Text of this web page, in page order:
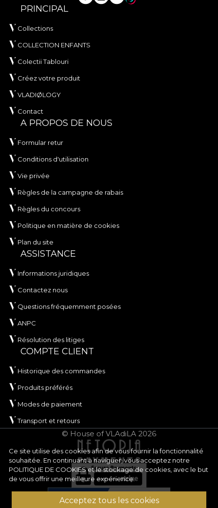
Ce site utilise des cookies afin de vous fournir la fonctionnalité
souhaitée. En continuant à naviguer, vous acceptez notre
POLITIQUE DE COOKIESet le stockage de cookies, avec le but
de vous offrir une meilleure expérience.
Acceptez tous les cookies
PRINCIPAL
Collections
COLLECTION ENFANTS
Colectii Tablouri
Créez votre produit
VLADIØLOGY
Contact
A PROPOS DE NOUS
Formular retur
Conditions d'utilisation
Vie privée
Règles de la campagne de rabais
Règles du concours
Politique en matière de cookies
Plan du site
ASSISTANCE
Informations juridiques
Contactez nous
Questions fréquemment posées
ANPC
Résolution des litiges
COMPTE CLIENT
Historique des commandes
Produits préférés
Modes de paiement
Transport et retours
© House of VLAdiLA 2026